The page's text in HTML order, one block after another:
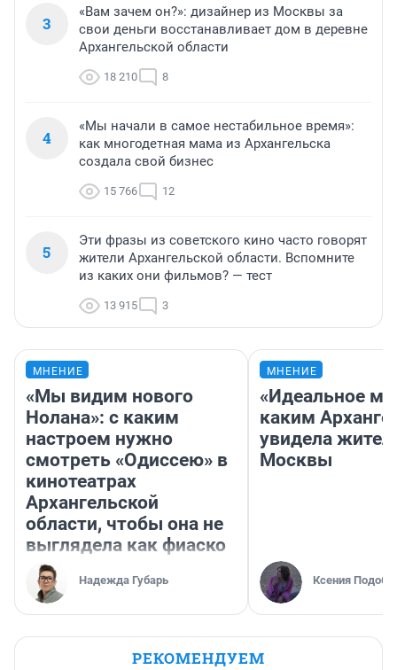
3
«Вам зачем он?»: дизайнер из Москвы за
свои деньги восстанавливает дом в деревне
Архангельской области
18 210 8
4
«Мы начали в самое нестабильное время»:
как многодетная мама из Архангельска
создала свой бизнес
15 766 12
5
Эти фразы из советского кино часто говорят
жители Архангельской области. Вспомните
из каких они фильмов? — тест
13 915 3
МНЕНИЕ
«Мы видим нового
Нолана»: с каким
настроем нужно
смотреть «Одиссею» в
кинотеатрах
Архангельской
области, чтобы она не
выглядела как фиаско
Надежда Губарь
МНЕНИЕ
«Идеальное
каким
увидела
Москвы
Ксения
РЕКОМЕНДУЕМ